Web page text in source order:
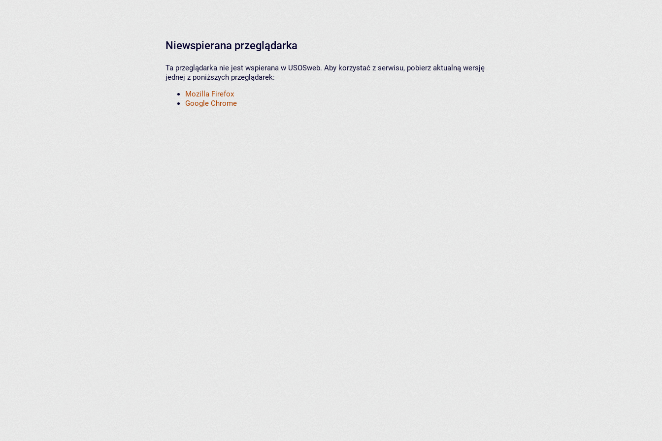
Niewspierana przeglądarka
Ta przeglądarka nie jest wspierana w USOSweb. Aby korzystać z serwisu, pobierz aktualną wersję
jednej z poniższych przeglądarek:
Mozilla Firefox
Google Chrome